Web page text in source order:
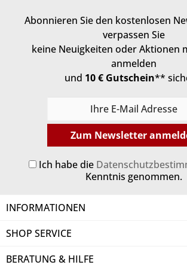
Abonnieren Sie den kostenlosen
verpassen Sie
keine Neuigkeiten oder Aktionen
anmelden
und 10 € Gutschein**
Zum Newsletter
Ich habe die
Kenntnis genommen.
INFORMATIONEN
SHOP SERVICE
BERATUNG & HILFE